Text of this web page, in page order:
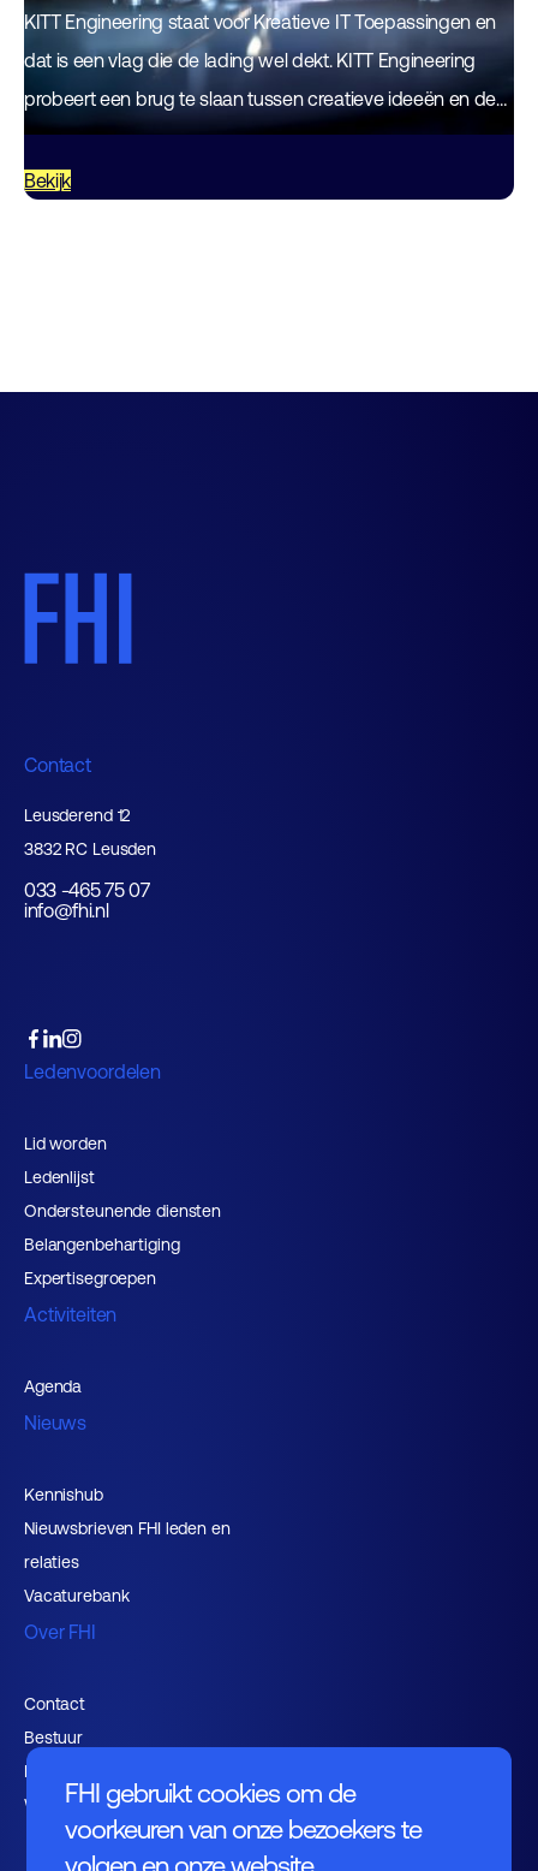
FHI gebruikt cookies om de
voorkeuren van onze bezoekers te
KITT Engineering staat voor Kreatieve IT Toepassingen en
dat is een vlag die de lading wel dekt. KITT Engineering
probeert een brug te slaan tussen creatieve ideeën en de
uiteindelijke…
Bekijk
Contact
Leusderend 12
3832 RC Leusden
033 -465 75 07
info@fhi.nl
Ledenvoordelen
Lid worden
Ledenlijst
Ondersteunende diensten
Belangenbehartiging
Expertisegroepen
Activiteiten
Agenda
Nieuws
Kennishub
Nieuwsbrieven FHI leden en
relaties
Vacaturebank
Over FHI
Contact
Bestuur
Medewerkers
Werken bij FHI